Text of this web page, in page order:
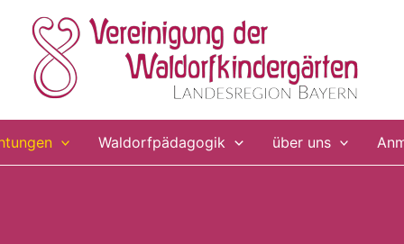
Waldorfpädagogik über uns